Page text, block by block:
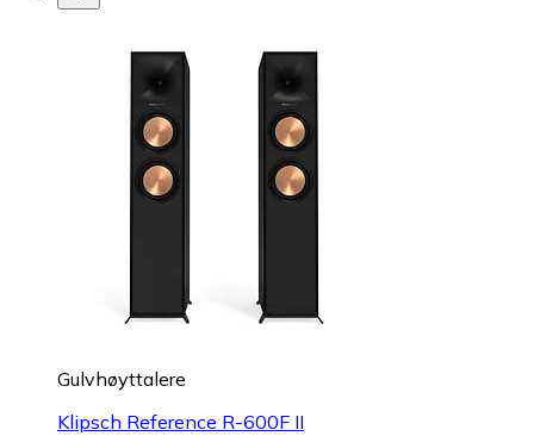
Gulvhøyttalere
Klipsch Reference R-600F II